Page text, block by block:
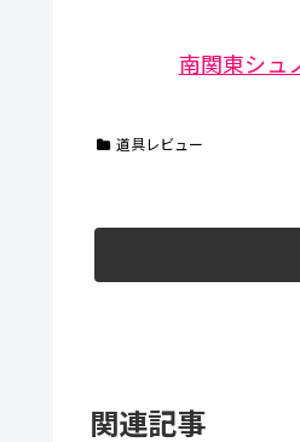
南関東シュ
道具レビュー
関連記事